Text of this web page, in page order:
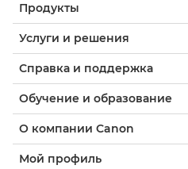
Продукты
Услуги и решения
Справка и поддержка
Обучение и образование
О компании Canon
Мой профиль